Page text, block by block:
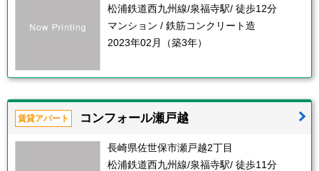
松浦鉄道西九州線/泉福寺駅/ 徒歩12分
マンション / 鉄筋コンクリート造
2023年02月（築3年）
賃貸アパート コンフォール瀬戸越
長崎県佐世保市瀬戸越2丁目
松浦鉄道西九州線/泉福寺駅/ 徒歩11分